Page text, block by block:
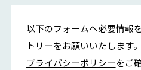
以下のフォームへ必要情報
トリーをお願いいたします。
プライバシーポリシーをご